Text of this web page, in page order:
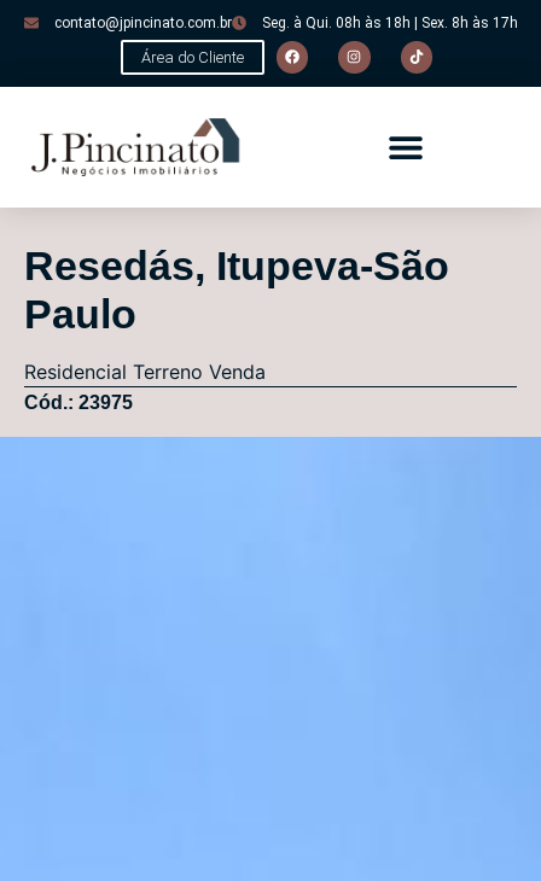
contato@jpincinato.com.br Seg. à Qui. 08h às 18h | Sex. 8h às 17h
Área do Cliente
Resedás, Itupeva-São
Paulo
Residencial Terreno Venda
Cód.: 23975